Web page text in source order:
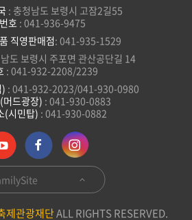
: 충청남도 보령시 고잠2길55
호 : 041-936-9475
직영판매점: 041-935-1529
도 보령시 주포면 관산공단길 14
: 041-932-2208/2239
: 041-932-2023/041-930-0980
머드광장) : 041-930-0883
(시민탑) : 041-930-0882
제관광재단ALL RIGHTS RESERVED.